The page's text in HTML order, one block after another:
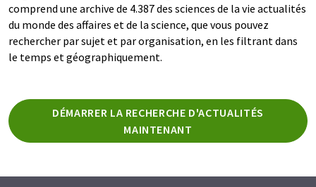
comprend une archive de 4.387 des sciences de la vie actualités
du monde des affaires et de la science, que vous pouvez
rechercher par sujet et par organisation, en les filtrant dans
le temps et géographiquement.
DÉMARRER LA RECHERCHE D'ACTUALITÉS
MAINTENANT